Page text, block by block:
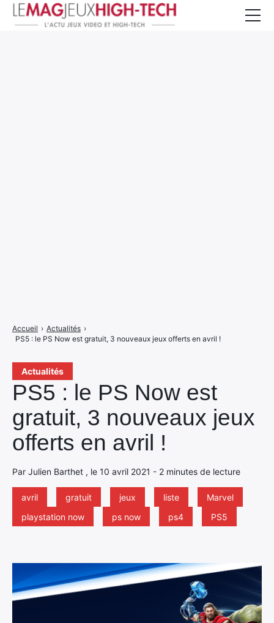
Actualités
PS5 : le PS Now est
gratuit, 3 nouveaux jeux
offerts en avril !
Par Julien Barthet , le 10 avril 2021 - 2 minutes de lecture
avril gratuit jeux liste
Marvel
playstation now
ps now ps4 PS5
Accueil › Actualités ›
PS5 : le PS Now est gratuit, 3 nouveaux jeux offerts en avril !